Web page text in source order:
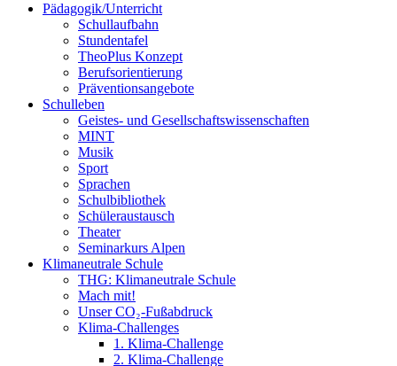
Pädagogik/Unterricht
Schullaufbahn
Stundentafel
TheoPlus Konzept
Berufsorientierung
Präventionsangebote
Schulleben
Geistes- und Gesellschaftswissenschaften
MINT
Musik
Sport
Sprachen
Schulbibliothek
Schüleraustausch
Theater
Seminarkurs Alpen
Klimaneutrale Schule
THG: Klimaneutrale Schule
Mach mit!
Unser CO₂-Fußabdruck
Klima-Challenges
1. Klima-Challenge
2. Klima-Challenge